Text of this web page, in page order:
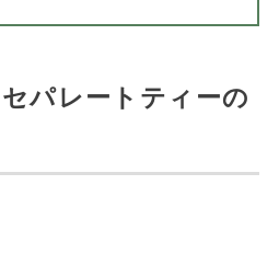
パレートティーの